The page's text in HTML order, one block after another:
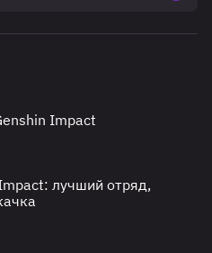
Impact
лучший отряд,